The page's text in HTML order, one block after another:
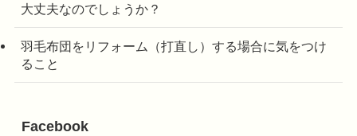
大丈夫なのでしょうか？
羽毛布団をリフォーム（打直し）する場合に気をつけ
ること
Facebook